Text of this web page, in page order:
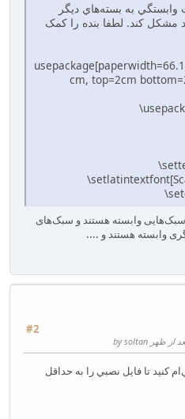
به بسته‌هاي ديگر
مشکل کند. لطفا بنده را کمک
cm‎, ‎top=2cm
سبک‌هایی وابسته هستند و سبک‌های
وابسته هستند و ....
#2
کنيد تا فايل نصبي را به حداقل